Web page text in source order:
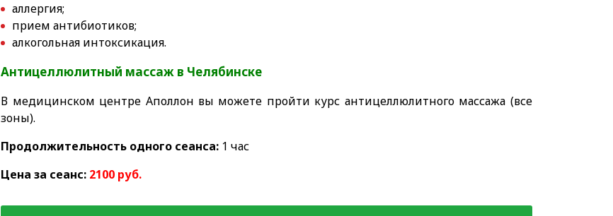
аллергия;
прием антибиотиков;
алкогольная интоксикация.
Антицеллюлитный массаж в Челябинске
В медицинском центре Аполлон вы можете пройти курс антицеллюлитного массажа (все
зоны).
Продолжительность одного сеанса: 1 час
Цена за сеанс: 2100 руб.